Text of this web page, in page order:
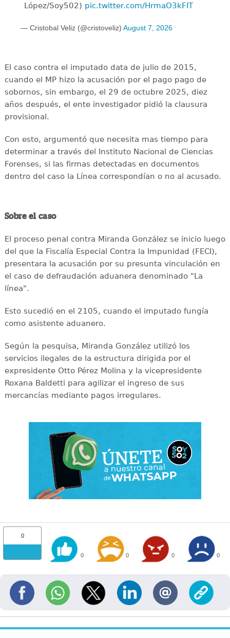
López/Soy502) pic.twitter.com/HrmaO3kFIT
— Cristobal Veliz (@cristoveliz) August 7, 2026
El caso contra el imputado data de julio de 2015,
cuando el MP hizo la acusación por el pago pago de
sobornos, sin embargo, el 29 de octubre 2025, diez
años después, el ente investigador pidió la clausura
provisional.
Con esto, argumentó que necesita mas tiempo para
determinar a través del Instituto Nacional de Ciencias
Forenses, si las firmas detectadas en documentos
dentro del caso la Línea correspondían o no al acusado.
Sobre el caso
El proceso penal contra Miranda González se inicio luego
del que la Fiscalía Especial Contra la Impunidad (FECI),
presentara la acusación por su presunta vinculación en
el caso de defraudación aduanera denominado "La
línea".
Esto sucedió en el 2105, cuando el imputado fungía
como asistente aduanero.
Según la pesquisa, Miranda González utilizó los
servicios ilegales de la estructura dirigida por el
expresidente Otto Pérez Molina y la vicepresidente
Roxana Baldetti para agilizar el ingreso de sus
mercancías mediante pagos irregulares.
0
0 0 0 0